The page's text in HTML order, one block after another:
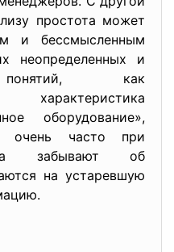
простота может
и бессмысленным
неопределенных и
понятий, как
характеристика
оборудование»,
очень часто при
забывают об
на устаревшую